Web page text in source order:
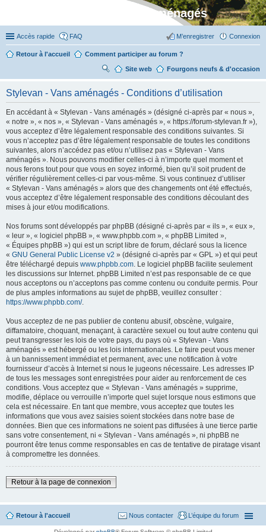
Stylevan - Vans aménagés
Accès rapide FAQ Connexion
M’enregistrer
Retour à l'accueil Comment participer au forum ?
Fourgons neufs & d'occasion
Site web
R
her
ch
er
Stylevan - Vans aménagés - Conditions d’utilisation
En accédant à « Stylevan - Vans aménagés » (désigné ci-après par « nous »,
« notre », « nos », « Stylevan - Vans aménagés », « https://forum-stylevan.fr »),
vous acceptez d’être légalement responsable des conditions suivantes. Si
vous n’acceptez pas d’être légalement responsable de toutes les conditions
suivantes, alors n’accédez pas et/ou n’utilisez pas « Stylevan - Vans
aménagés ». Nous pouvons modifier celles-ci à n’importe quel moment et
nous ferons tout pour que vous en soyez informé, bien qu’il soit prudent de
vérifier régulièrement celles-ci par vous-même. Si vous continuez d’utiliser
« Stylevan - Vans aménagés » alors que des changements ont été effectués,
vous acceptez d’être légalement responsable des conditions découlant des
mises à jour et/ou modifications.
Nos forums sont développés par phpBB (désigné ci-après par « ils », « eux »,
« leur », « logiciel phpBB », « www.phpbb.com », « phpBB Limited »,
« Équipes phpBB ») qui est un script libre de forum, déclaré sous la licence
« GNU General Public License v2 » (désigné ci-après par « GPL ») et qui peut
être téléchargé depuis www.phpbb.com. Le logiciel phpBB facilite seulement
les discussions sur Internet. phpBB Limited n’est pas responsable de ce que
nous acceptons ou n’acceptons pas comme contenu ou conduite permis. Pour
de plus amples informations au sujet de phpBB, veuillez consulter :
https://www.phpbb.com/.
Vous acceptez de ne pas publier de contenu abusif, obscène, vulgaire,
diffamatoire, choquant, menaçant, à caractère sexuel ou tout autre contenu qui
peut transgresser les lois de votre pays, du pays où « Stylevan - Vans
aménagés » est hébergé ou les lois internationales. Le faire peut vous mener
à un bannissement immédiat et permanent, avec une notification à votre
fournisseur d’accès à Internet si nous le jugeons nécessaire. Les adresses IP
de tous les messages sont enregistrées pour aider au renforcement de ces
conditions. Vous acceptez que « Stylevan - Vans aménagés » supprime,
modifie, déplace ou verrouille n’importe quel sujet lorsque nous estimons que
cela est nécessaire. En tant que membre, vous acceptez que toutes les
informations que vous avez saisies soient stockées dans notre base de
données. Bien que ces informations ne soient pas diffusées à une tierce partie
sans votre consentement, ni « Stylevan - Vans aménagés », ni phpBB ne
pourront être tenus comme responsables en cas de tentative de piratage visant
à compromettre les données.
Retour à la page de connexion
Retour à l'accueil L’équipe du forum
Nous contacter